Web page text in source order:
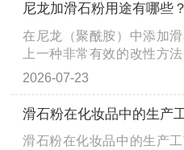
尼龙加滑石粉用途有哪些
在尼龙（聚酰胺）中添加
上一种非常有效的改性方
其独特的层状结构，能够显
2026-07-23
滑石粉在化妆品中的生产
滑石粉在化妆品中的生产